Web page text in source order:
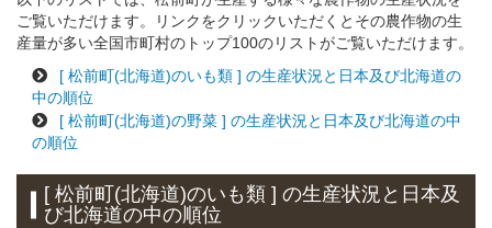
ご覧いただけます。リンクをクリックいただくとその農作物の生
産量が多い全国市町村のトップ100のリストがご覧いただけます。
[ 松前町(北海道)のいも類 ] の生産状況と日本及び北海道の
中の順位
[ 松前町(北海道)の野菜 ] の生産状況と日本及び北海道の中
の順位
[ 松前町(北海道)のいも類 ] の生産状況と日本及
び北海道の中の順位